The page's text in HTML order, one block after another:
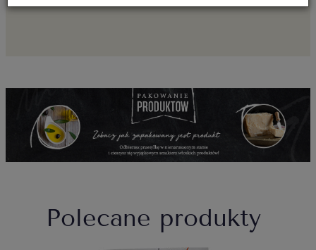
Polecane produkty